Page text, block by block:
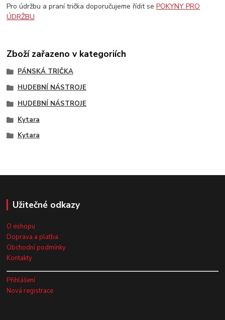
Pro údržbu a praní trička doporučujeme řídit sePOKYNY PRO
ÚDRŽBU
Zboží zařazeno v kategoriích
PÁNSKÁ TRIČKA
HUDEBNÍ NÁSTROJE
HUDEBNÍ NÁSTROJE
Kytara
Kytara
Užitečné odkazy
O eshopu
Doprava a platba
Obchodní podmínky
Kontakty
Přihlášení
Nová registrace